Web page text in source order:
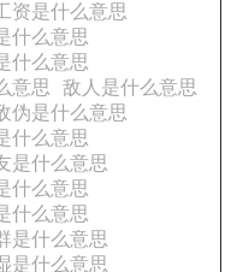
资是什么意思
什么意思
什么意思
意思
敌人是什么意思
伪是什么意思
什么意思
是什么意思
什么意思
什么意思
是什么意思
是什么意思